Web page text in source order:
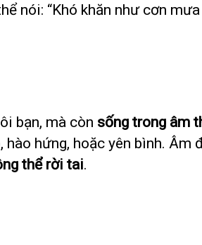
nói: “Khó khăn như cơn
bạn, mà còn sống trong âm
hứng, hoặc yên bình.
thể rời tai.